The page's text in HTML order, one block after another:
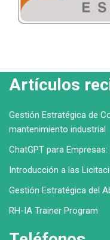
Artículos
Gestión Estratégica de
mantenimiento industrial
ChatGPT para
Introducción a las
Gestión Estratégica del
RH-IA Trainer Program